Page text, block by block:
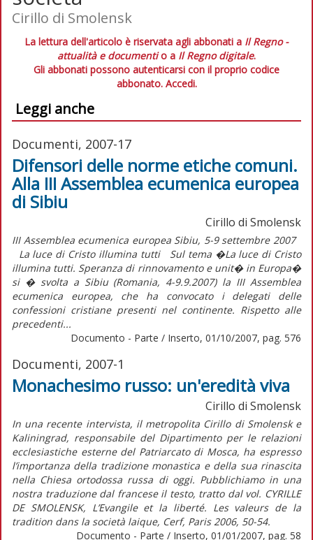
Cirillo di Smolensk
La lettura dell'articolo è riservata agli abbonati a Il Regno -
attualità e documentio a Il Regno digitale.
Gli abbonati possono autenticarsi con il proprio codice
abbonato. Accedi.
Leggi anche
Documenti, 2007-17
Difensori delle norme etiche comuni.
Alla III Assemblea ecumenica europea
di Sibiu
Cirillo di Smolensk
III Assemblea ecumenica europea Sibiu, 5-9 settembre 2007
La luce di Cristo illumina tutti Sul tema �La luce di Cristo
illumina tutti. Speranza di rinnovamento e unit� in Europa�
si � svolta a Sibiu (Romania, 4-9.9.2007) la III Assemblea
ecumenica europea, che ha convocato i delegati delle
confessioni cristiane presenti nel continente. Rispetto alle
precedenti...
Documento - Parte / Inserto, 01/10/2007, pag. 576
Documenti, 2007-1
Monachesimo russo: un'eredità viva
Cirillo di Smolensk
In una recente intervista, il metropolita Cirillo di Smolensk e
Kaliningrad, responsabile del Dipartimento per le relazioni
ecclesiastiche esterne del Patriarcato di Mosca, ha espresso
l’importanza della tradizione monastica e della sua rinascita
nella Chiesa ortodossa russa di oggi. Pubblichiamo in una
nostra traduzione dal francese il testo, tratto dal vol. CYRILLE
DE SMOLENSK, L’Evangile et la liberté. Les valeurs de la
tradition dans la società laique, Cerf, Paris 2006, 50-54.
Documento - Parte / Inserto, 01/01/2007, pag. 58